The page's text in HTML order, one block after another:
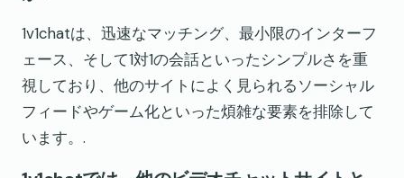
1v1chatは、迅速なマッチング、最小限のインターフ
ェース、そして1対1の会話といったシンプルさを重
視しており、他のサイトによく見られるソーシャル
フィードやゲーム化といった煩雑な要素を排除して
います。.